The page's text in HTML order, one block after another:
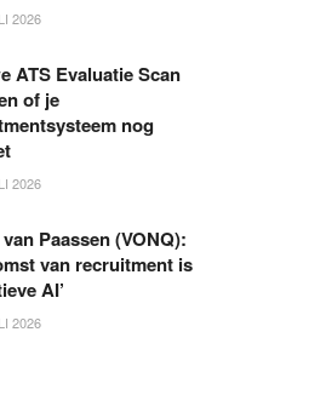
2026
ATS Evaluatie Scan
of je
nog
2026
Paassen (VONQ):
van recruitment is
AI’
2026